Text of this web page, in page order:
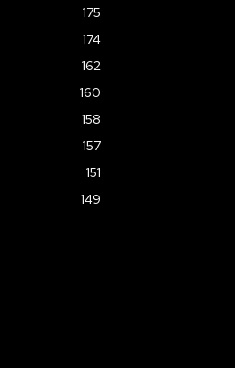
175
174
162
160
158
157
151
149